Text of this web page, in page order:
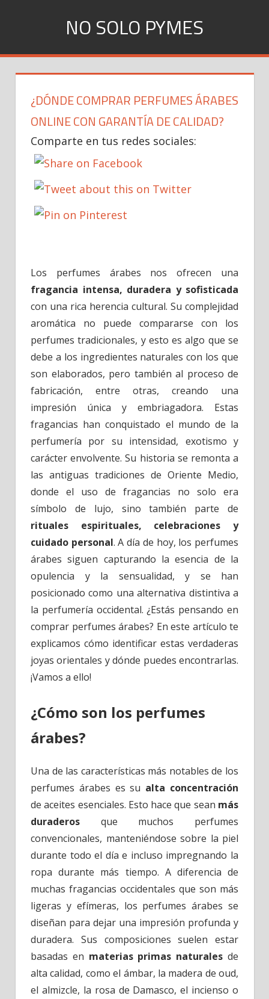
NO SOLO PYMES
Todo
Pyme
saber
¿DÓNDE COMPRAR PERFUMES ÁRABES
ONLINE CON GARANTÍA DE CALIDAD?
Comparte en tus redes sociales:
Los perfumes árabes nos ofrecen una
fragancia intensa, duradera y sofisticada
con una rica herencia cultural. Su complejidad
aromática no puede compararse con los
perfumes tradicionales, y esto es algo que se
debe a los ingredientes naturales con los que
son elaborados, pero también al proceso de
fabricación, entre otras, creando una
impresión única y embriagadora. Estas
fragancias han conquistado el mundo de la
perfumería por su intensidad, exotismo y
carácter envolvente. Su historia se remonta a
las antiguas tradiciones de Oriente Medio,
donde el uso de fragancias no solo era
símbolo de lujo, sino también parte de
rituales espirituales, celebraciones y
cuidado personal. A día de hoy, los perfumes
árabes siguen capturando la esencia de la
opulencia y la sensualidad, y se han
posicionado como una alternativa distintiva a
la perfumería occidental. ¿Estás pensando en
comprar perfumes árabes? En este artículo te
explicamos cómo identificar estas verdaderas
joyas orientales y dónde puedes encontrarlas.
¡Vamos a ello!
¿Cómo son los perfumes
árabes?
Una de las características más notables de los
perfumes árabes es su alta concentración
de aceites esenciales. Esto hace que sean más
duraderos que muchos perfumes
convencionales, manteniéndose sobre la piel
durante todo el día e incluso impregnando la
ropa durante más tiempo. A diferencia de
muchas fragancias occidentales que son más
ligeras y efímeras, los perfumes árabes se
diseñan para dejar una impresión profunda y
duradera. Sus composiciones suelen estar
basadas en materias primas naturales de
alta calidad, como el ámbar, la madera de oud,
el almizcle, la rosa de Damasco, el incienso o